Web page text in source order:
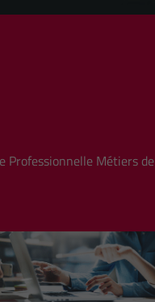
Professionnelle Métiers de